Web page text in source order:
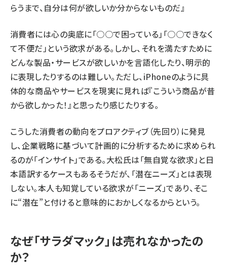
らうまで、自分は何が欲しいか分からないものだ』
消費者には心の奥底に「○○で困っている」「○○できなく
て不便だ」という欲求がある。しかし、それを満たすために
どんな製品・サービスが欲しいかを言語化したり、明示的
に表現したりするのは難しい。ただし、iPhoneのように具
体的な商品やサービスを現実に見れば『こういう商品が昔
から欲しかった！』と思ったり感じたりする。
こうした消費者の動向をプロアクティブ（先回り）に発見
し、企業戦略に基づいて計画的に分析するために求められ
るのが「インサイト」である。大松氏は「無自覚な欲求」と日
本語訳するケースもあるそうだが、「潜在ニーズ」とは表現
しない。本人も知覚している欲求が「ニーズ」であり、そこ
に“潜在”と付けると意味的におかしくなるからという。
なぜ「サラダマック」は売れなかったの
か？